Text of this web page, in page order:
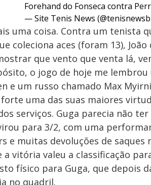
Forehand do Fonseca contra
— Site Tenis News
uma coisa. Contra um tenista
coleciona aces (foram 13),
que vento que venta lá,
o jogo de hoje me lembrou
e um russo chamado Max
uma das suas maiores
serviços. Guga parecia não
para 3/2, com uma
e muitas devoluções de saques
a vitória valeu a classificação
físico para Guga, que depois
no quadril.